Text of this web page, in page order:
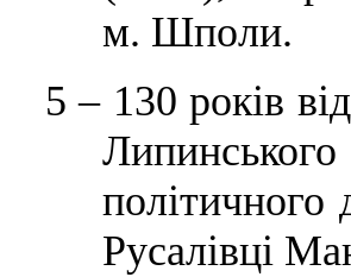
м. Шполи.
5–130 років
Русалівці